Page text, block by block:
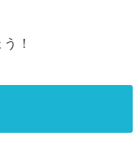
！